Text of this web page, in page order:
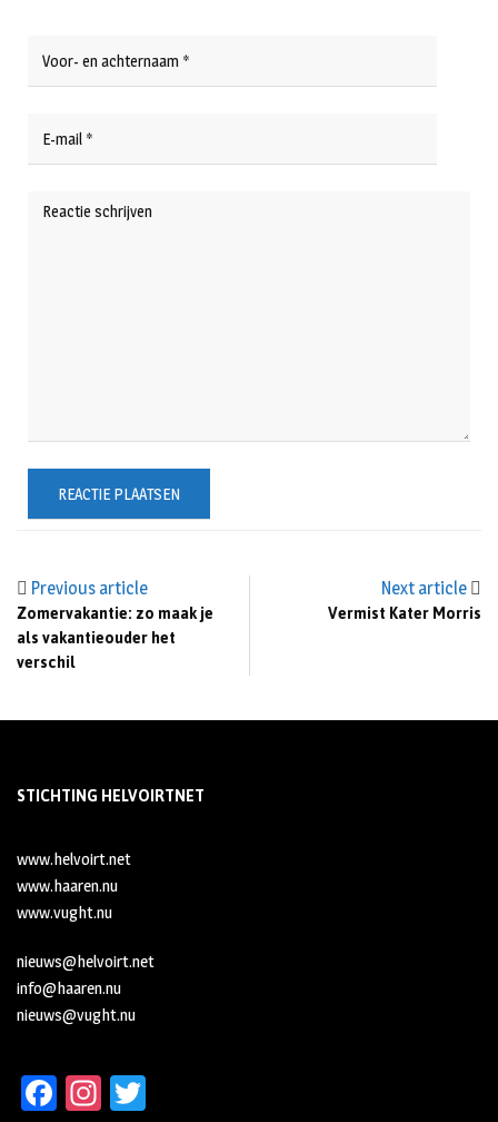
Previous article
Zomervakantie: zo maak je
als vakantieouder het
verschil
Next article
Vermist Kater Morris
STICHTING HELVOIRTNET
www.helvoirt.net
www.haaren.nu
www.vught.nu
nieuws@helvoirt.net
info@haaren.nu
nieuws@vught.nu
Fa In